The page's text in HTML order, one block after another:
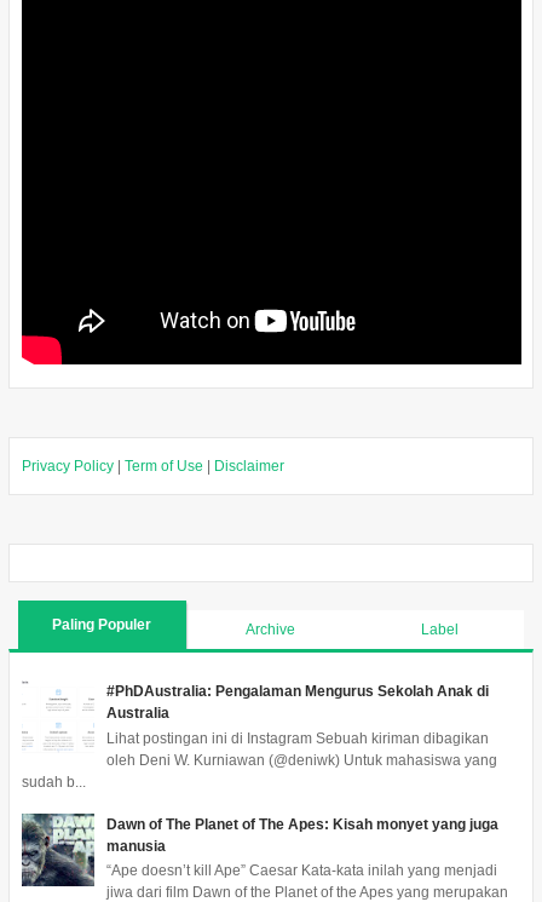
Privacy Policy| Term of Use Disclaimer
Paling Populer Archive Label
#PhDAustralia: Pengalaman Mengurus Sekolah Anak di
Australia
Lihat postingan ini di Instagram Sebuah kiriman dibagikan
oleh Deni W. Kurniawan (@deniwk) Untuk mahasiswa yang
sudah b...
Dawn of The Planet of The Apes: Kisah monyet yang juga
manusia
“Ape doesn’t kill Ape” Caesar Kata-kata inilah yang menjadi
jiwa dari film Dawn of the Planet of the Apes yang merupakan